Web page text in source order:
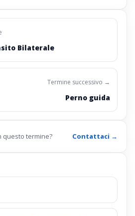
Bilaterale
Termine successivo →
Perno guida
questo termine? Contattaci →